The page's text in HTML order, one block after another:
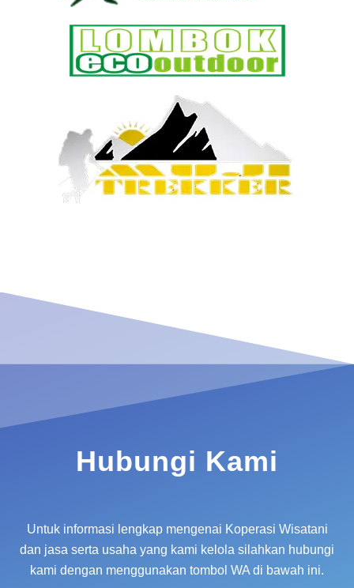
Hubungi Kami
Untuk informasi lengkap mengenai Koperasi Wisatani
dan jasa serta usaha yang kami kelola silahkan hubungi
kami dengan menggunakan tombol WA di bawah ini.